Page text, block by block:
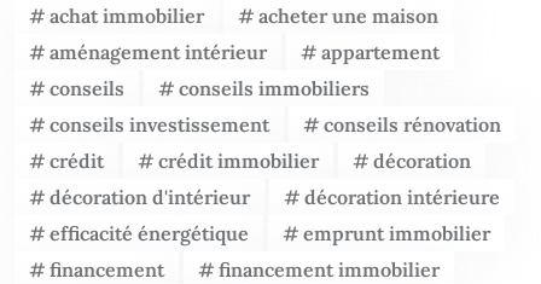
achat immobilier
acheter une maison
aménagement intérieur
appartement
conseils
conseils immobiliers
conseils investissement
conseils rénovation
crédit
crédit immobilier
décoration
décoration d'intérieur
décoration intérieure
efficacité énergétique
emprunt immobilier
financement
financement immobilier